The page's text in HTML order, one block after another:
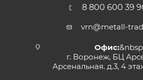
8 800 600 39
vrn@metall-
Офис:
г. Воронеж, БЦ
Арсенальная. д.3, 4